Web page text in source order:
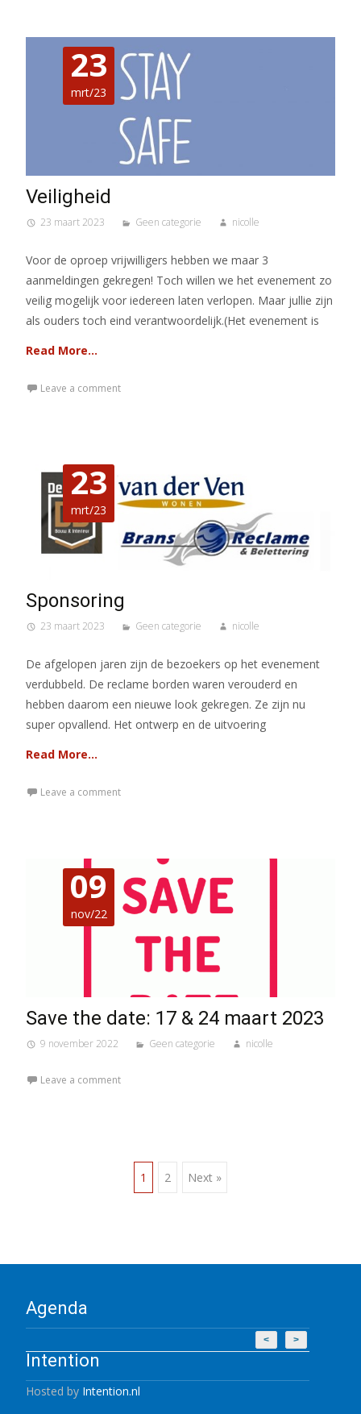
23
mrt/23
Veiligheid
23 maart 2023 Geen categorie nicolle
Voor de oproep vrijwilligers hebben we maar 3
aanmeldingen gekregen! Toch willen we het evenement zo
veilig mogelijk voor iedereen laten verlopen. Maar jullie zijn
als ouders toch eind verantwoordelijk.(Het evenement is
Read More…
Leave a comment
23
mrt/23
Sponsoring
23 maart 2023 Geen categorie nicolle
De afgelopen jaren zijn de bezoekers op het evenement
verdubbeld. De reclame borden waren verouderd en
hebben daarom een nieuwe look gekregen. Ze zijn nu
super opvallend. Het ontwerp en de uitvoering
Read More…
Leave a comment
09
nov/22
Save the date: 17 & 24 maart 2023
9 november 2022 Geen categorie nicolle
Leave a comment
1 2 Next »
Agenda
< >
Intention
Hosted by Intention.nl